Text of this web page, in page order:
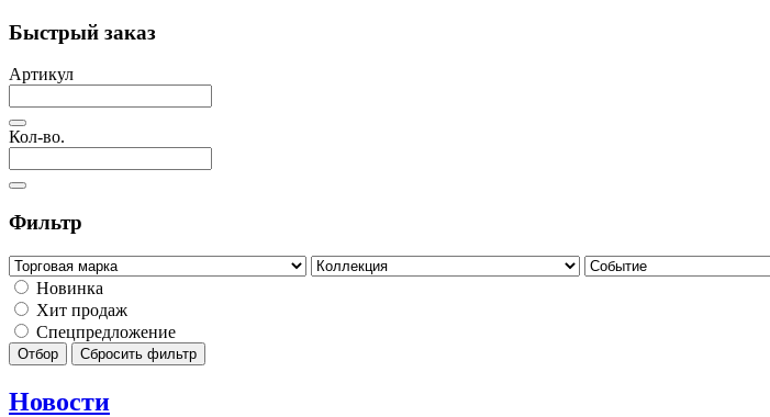
Быстрый заказ
Артикул
Кол-во.
Фильтр
Новинка
Хит продаж
Спецпредложение
Отбор Сбросить фильтр
Новости